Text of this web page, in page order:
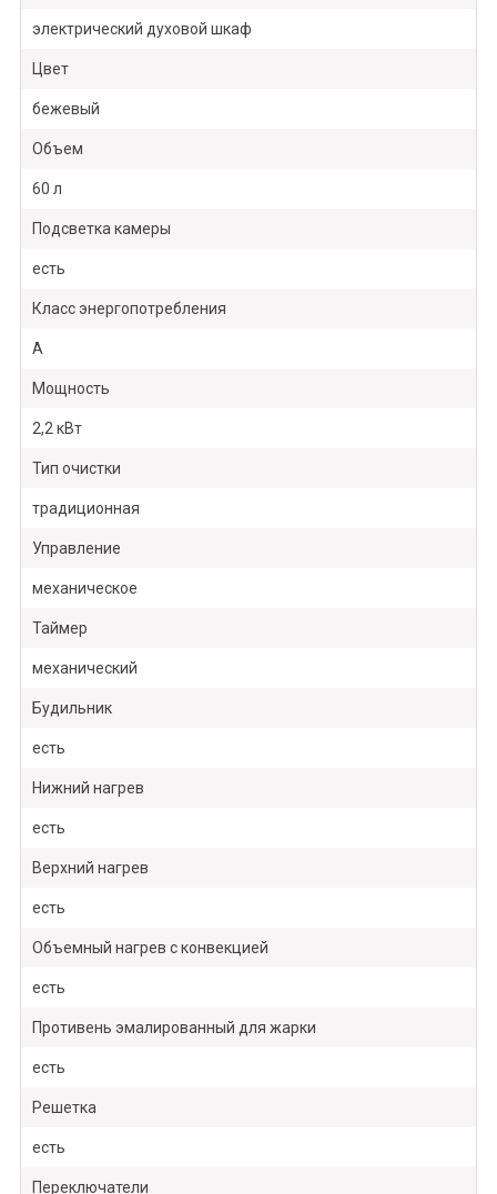
электрический духовой шкаф
Цвет
бежевый
Объем
60 л
Подсветка камеры
есть
Класс энергопотребления
A
Мощность
2,2 кВт
Тип очистки
традиционная
Управление
механическое
Таймер
механический
Будильник
есть
Нижний нагрев
есть
Верхний нагрев
есть
Объемный нагрев с конвекцией
есть
Противень эмалированный для жарки
есть
Решетка
есть
Переключатели